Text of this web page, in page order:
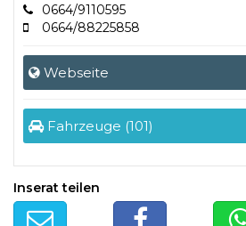
0664/9110595
0664/88225858
Webseite
Fahrzeuge (101)
Inserat teilen